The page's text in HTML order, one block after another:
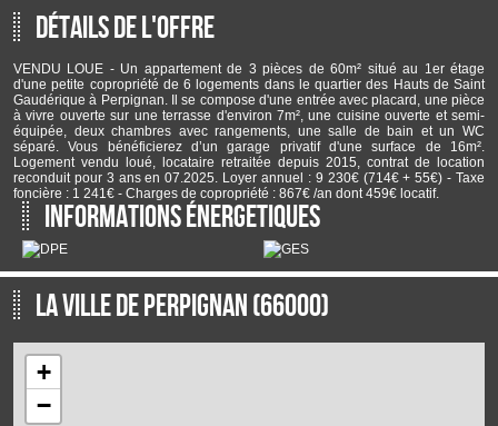
statut du syndic :
pas de procédure en cours
Prix de vente honoraires TTC inclus :140 000 €
Réf: 2394/gr
Détails de l'offre
VENDU LOUE - Un appartement de 3 pièces de 60m² situé au 1er étage
d'une petite copropriété de 6 logements dans le quartier des Hauts de Saint
Gaudérique à Perpignan. Il se compose d'une entrée avec placard, une pièce
à vivre ouverte sur une terrasse d'environ 7m², une cuisine ouverte et semi-
équipée, deux chambres avec rangements, une salle de bain et un WC
séparé. Vous bénéficierez d’un garage privatif d'une surface de 16m².
Logement vendu loué, locataire retraitée depuis 2015, contrat de location
reconduit pour 3 ans en 07.2025. Loyer annuel : 9 230€ (714€ + 55€) - Taxe
foncière : 1 241€ - Charges de copropriété : 867€ /an dont 459€ locatif.
Informations énergetiques
La ville de Perpignan (66000)
+
−